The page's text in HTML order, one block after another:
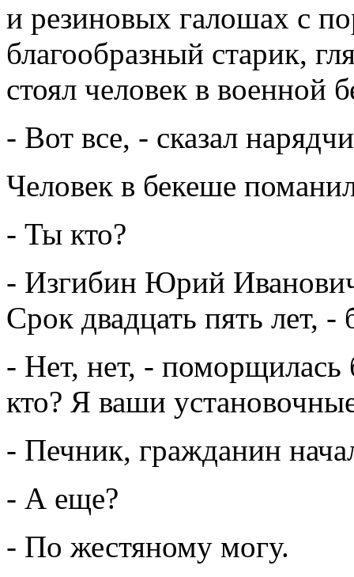
и резиновых галошах с
благообразный старик,
стоял человек в военной
- Вот все, - сказал
Человек в бекеше
- Ты кто?
- Изгибин Юрий
Срок двадцать пять лет, -
- Нет, нет, -
кто? Я ваши
- Печник, гражданин
- А еще?
- По жестяному могу.